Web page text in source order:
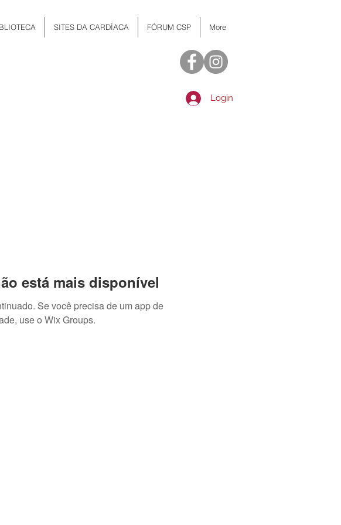
SITES DA CARDÍACA FÓRUM CSP More
Login
está mais disponível
Se você precisa de um app de
use o Wix Groups.